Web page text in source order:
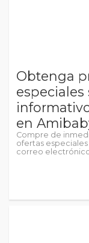
Obtenga
en
Compre de
ofertas
correo